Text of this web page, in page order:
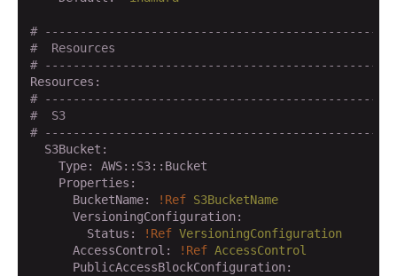
#
#  Resources
#
Resources:
#
#  S3
#
  S3Bucket:
    Type:
AWS::S3::Bucket
    Properties:
      BucketName:
!Ref S3BucketName
      VersioningConfiguration:
        Status:
!Ref VersioningConfiguration
      AccessControl:
!Ref AccessControl
      PublicAccessBlockConfiguration: